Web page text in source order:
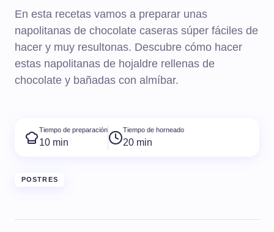
En esta recetas vamos a preparar unas
napolitanas de chocolate caseras súper fáciles de
hacer y muy resultonas. Descubre cómo hacer
estas napolitanas de hojaldre rellenas de
chocolate y bañadas con almíbar.
Tiempo de preparación
10 min
Tiempo de horneado
20 min
POSTRES